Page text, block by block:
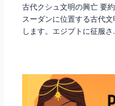
古代クシュ文明の興亡 要
スーダンに位置する古代
します。エジプトに征服